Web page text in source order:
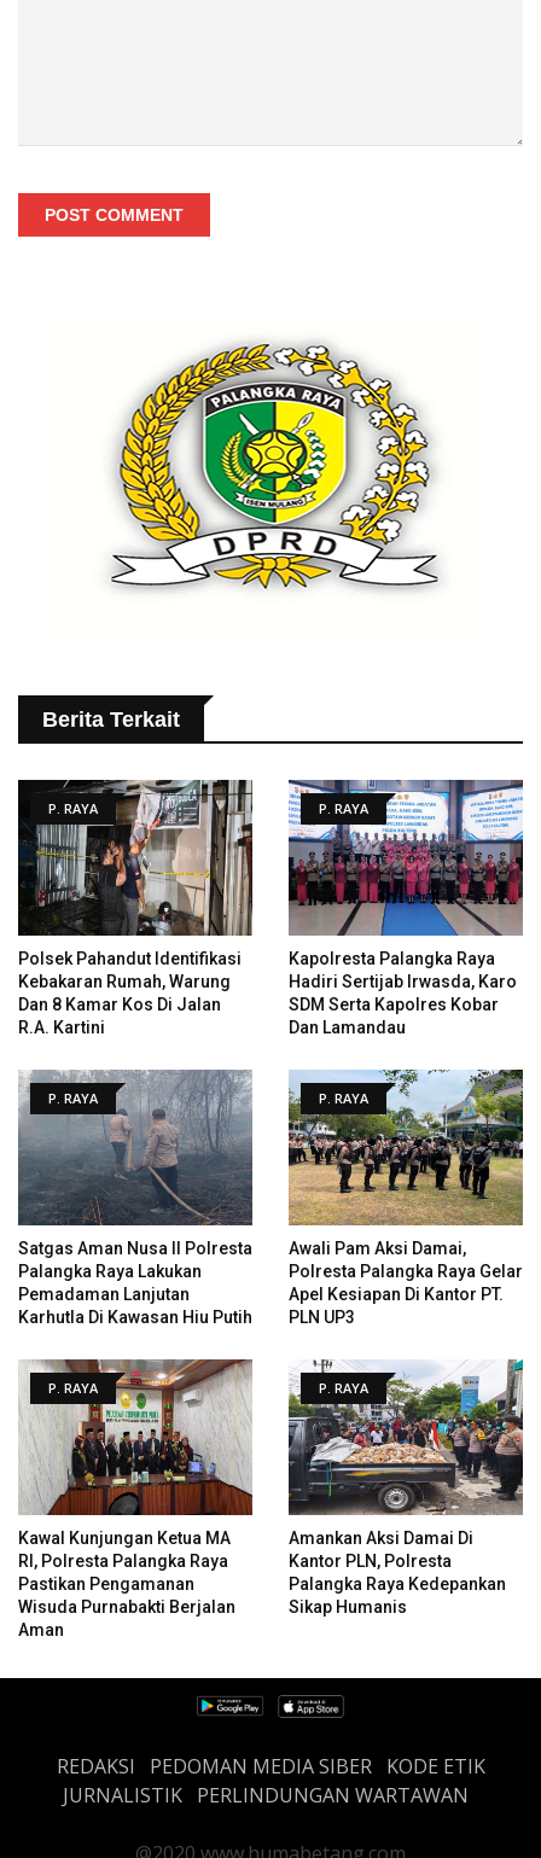
POST COMMENT
Berita Terkait
P. RAYA
Polsek Pahandut Identifikasi
Kebakaran Rumah, Warung
Dan 8 Kamar Kos Di Jalan
R.A. Kartini
P. RAYA
Kapolresta Palangka Raya
Hadiri Sertijab Irwasda, Karo
SDM Serta Kapolres Kobar
Dan Lamandau
P. RAYA
Satgas Aman Nusa II Polresta
Palangka Raya Lakukan
Pemadaman Lanjutan
Karhutla Di Kawasan Hiu Putih
P. RAYA
Awali Pam Aksi Damai,
Polresta Palangka Raya Gelar
Apel Kesiapan Di Kantor PT.
PLN UP3
P. RAYA
Kawal Kunjungan Ketua MA
RI, Polresta Palangka Raya
Pastikan Pengamanan
Wisuda Purnabakti Berjalan
Aman
P. RAYA
Amankan Aksi Damai Di
Kantor PLN, Polresta
Palangka Raya Kedepankan
Sikap Humanis
REDAKSI PEDOMAN MEDIA SIBER
KODE ETIK
JURNALISTIK PERLINDUNGAN WARTAWAN